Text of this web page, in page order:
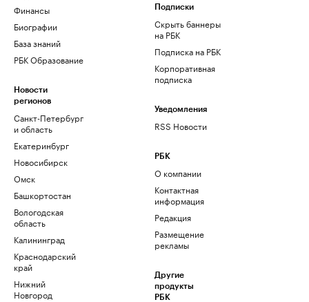
Финансы
Биографии
База знаний
РБК Образование
Новости
регионов
Санкт-Петербург
и область
Екатеринбург
Новосибирск
Омск
Башкортостан
Вологодская
область
Калининград
Краснодарский
край
Нижний
Новгород
Подписки
Скрыть баннеры
на РБК
Подписка на РБК
Корпоративная
подписка
Уведомления
RSS Новости
РБК
О компании
Контактная
информация
Редакция
Размещение
рекламы
Другие
продукты
РБК